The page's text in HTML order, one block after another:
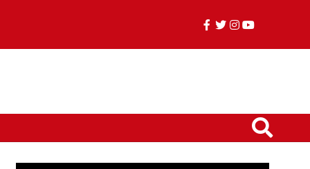
facebook
twitter
instagram
youtube